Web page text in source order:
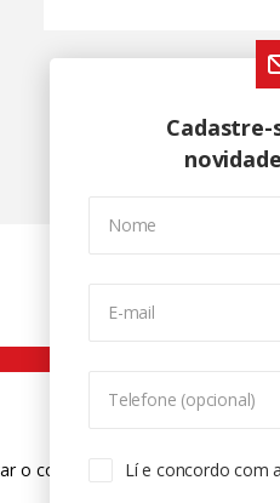
Cadastre-
Nome
E-mail
Telefone (opcional)
Lí e concordo com
o conteúdo. Para saber mais